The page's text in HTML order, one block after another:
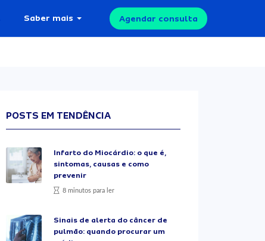
Saber mais Agendar consulta
POSTS EM TENDÊNCIA
Infarto do Miocárdio: o que é,
sintomas, causas e como
prevenir
8 minutos para ler
Sinais de alerta do câncer de
pulmão: quando procurar um